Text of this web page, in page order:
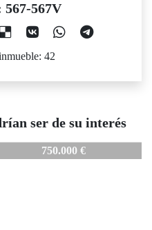
567-567V
42
ser de su interés